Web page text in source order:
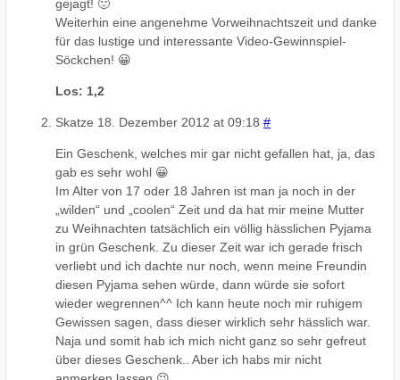
gejagt! 🙂
Weiterhin eine angenehme Vorweihnachtszeit und danke
für das lustige und interessante Video-Gewinnspiel-
Söckchen! 😀
Los: 1,2
Skatze 18. Dezember 2012 at 09:18 #
Ein Geschenk, welches mir gar nicht gefallen hat, ja, das
gab es sehr wohl 😀
Im Alter von 17 oder 18 Jahren ist man ja noch in der
„wilden“ und „coolen“ Zeit und da hat mir meine Mutter
zu Weihnachten tatsächlich ein völlig hässlichen Pyjama
in grün Geschenk. Zu dieser Zeit war ich gerade frisch
verliebt und ich dachte nur noch, wenn meine Freundin
diesen Pyjama sehen würde, dann würde sie sofort
wieder wegrennen^^ Ich kann heute noch mir ruhigem
Gewissen sagen, dass dieser wirklich sehr hässlich war.
Naja und somit hab ich mich nicht ganz so sehr gefreut
über dieses Geschenk.. Aber ich habs mir nicht